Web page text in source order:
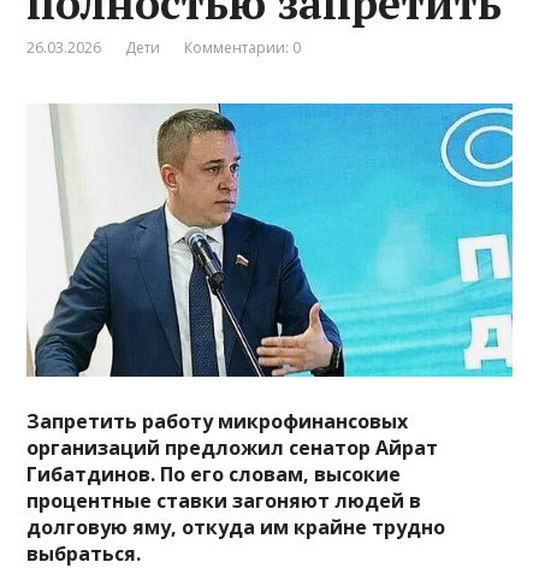
26.03.2026 Дети Комментарии: 0
Запретить работу микрофинансовых
организаций предложил сенатор Айрат
Гибатдинов. По его словам, высокие
процентные ставки загоняют людей в
долговую яму, откуда им крайне трудно
выбраться.